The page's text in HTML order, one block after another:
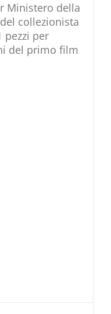
Ministero della
collezionista
pezzi per
del primo film